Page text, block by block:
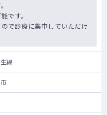
です。
で診療に集中していただけ
線